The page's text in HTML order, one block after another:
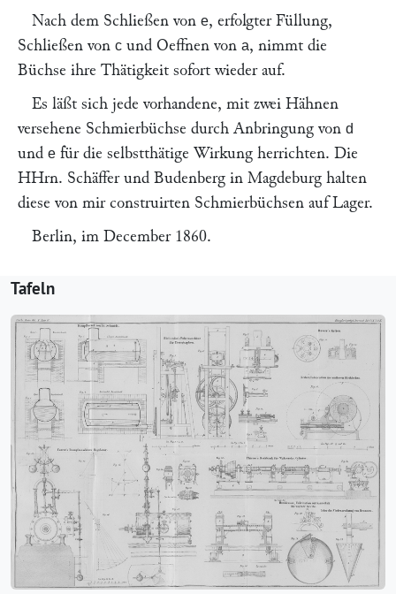
Nach dem Schließen von e, erfolgter Füllung,
Schließen von c und Oeffnen von a, nimmt die
Büchse ihre Thätigkeit sofort wieder auf.
Es läßt sich jede vorhandene, mit zwei Hähnen
versehene Schmierbüchse durch Anbringung von d
und e für die selbstthätige Wirkung herrichten. Die
HHrn. Schäfferund Budenberg in Magdeburg halten
diese von mir construirten Schmierbüchsen auf Lager.
Berlin, im December 1860.
Tafeln